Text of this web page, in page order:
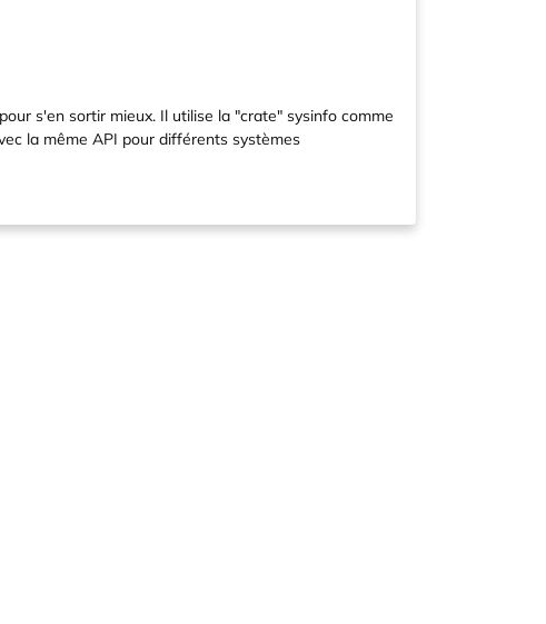
s'en sortir mieux. Il utilise la "crate" sysinfo comme
la même API pour différents systèmes